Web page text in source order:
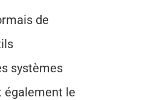
systèmes
également le